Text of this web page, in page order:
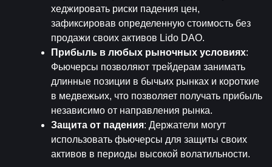
хеджировать риски падения цен,
зафиксировав определенную стоимость без
продажи своих активов Lido DAO.
Прибыль в любых рыночных условиях:
Фьючерсы позволяют трейдерам занимать
длинные позиции в бычьих рынках и короткие
в медвежьих, что позволяет получать прибыль
независимо от направления рынка.
Защита от падения: Держатели могут
использовать фьючерсы для защиты своих
активов в периоды высокой волатильности.